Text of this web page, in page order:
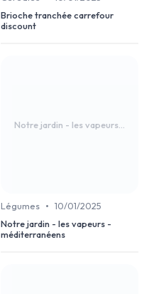
Brioche tranchée carrefour
discount
Notre jardin - les vapeurs...
Légumes • 10/01/2025
Notre jardin - les vapeurs -
méditerranéens